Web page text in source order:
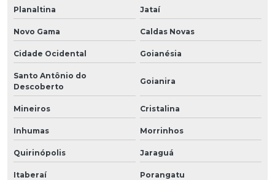
Planaltina Jataí
Novo Gama Caldas Novas
Cidade Ocidental Goianésia
Santo Antônio do
Descoberto
Goianira
Mineiros Cristalina
Inhumas Morrinhos
Quirinópolis Jaraguá
Itaberaí Porangatu